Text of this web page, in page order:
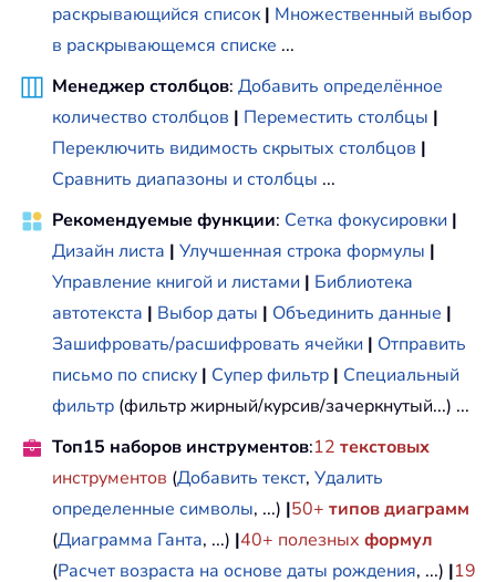
раскрывающийся список | Множественный выбор
в раскрывающемся списке ...
Менеджер столбцов: Добавить определённое
количество столбцов | Переместить столбцы |
Переключить видимость скрытых столбцов |
Сравнить диапазоны и столбцы ...
Рекомендуемые функции: Сетка фокусировки |
Дизайн листа | Улучшенная строка формулы |
Управление книгой и листами | Библиотека
автотекста | Выбор даты | Объединить данные |
Зашифровать/расшифровать ячейки | Отправить
письмо по списку | Супер фильтр | Специальный
фильтр (фильтр жирный/курсив/зачеркнутый...) ...
Топ15 наборов инструментов:12 текстовых
инструментов (Добавить текст, Удалить
определенные символы, ...) |50+ типов диаграмм
(Диаграмма Ганта, ...) |40+ полезных формул
(Расчет возраста на основе даты рождения, ...) |19